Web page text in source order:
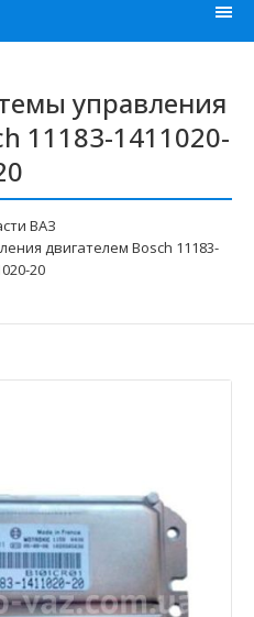
управления
11183-1411020-
ВАЗ
двигателем Bosch 11183-
20